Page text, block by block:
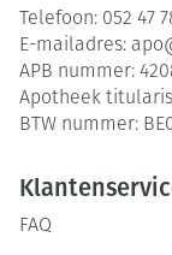
Telefoon: 052 47
E-mailadres:
APB nummer:
Apotheek
BTW nummer:
FAQ